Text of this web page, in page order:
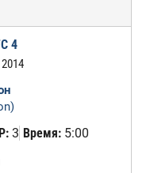
4
Р:3 Время:5:00